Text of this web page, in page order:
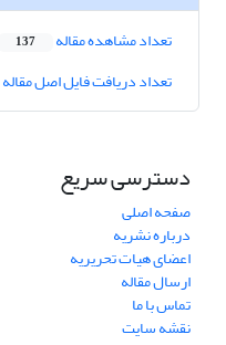
تعداد مشاهده مقاله 137
تعداد دریافت فایل اصل مقاله
دسترسی سریع
صفحه اصلی
درباره نشریه
اعضای هیات تحریریه
ارسال مقاله
تماس با ما
نقشه سایت